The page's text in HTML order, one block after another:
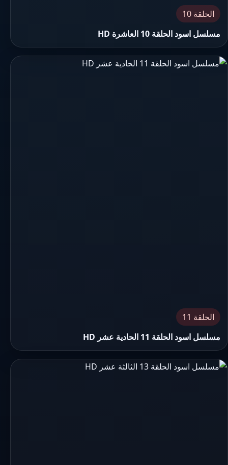
الحلقة 10
مسلسل اسود الحلقة 10 العاشرة HD
الحلقة 11
مسلسل اسود الحلقة 11 الحادية عشر HD